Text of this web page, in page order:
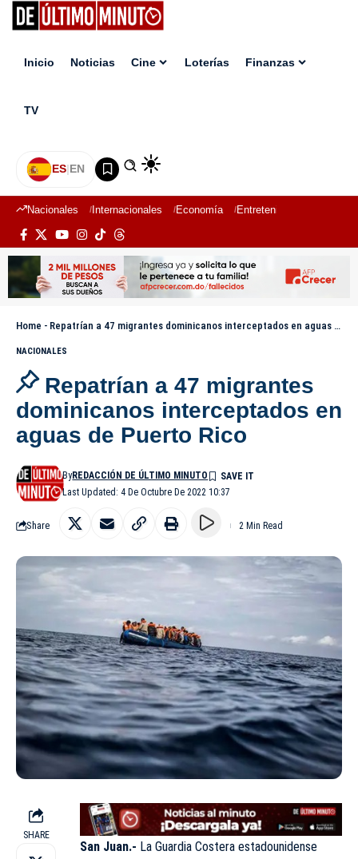
Inicio Noticias Cine Loterías Finanzas
TV
ES|EN
Nacionales Internacionales Economía Entretenimiento
Home - Repatrían a 47 migrantes dominicanos interceptados en aguas de Puerto Rico
NACIONALES
Repatrían a 47 migrantes
dominicanos interceptados en
aguas de Puerto Rico
Last Updated: 4 De Octubre De 2022 10:37
ByREDACCIÓN DE ÚLTIMO MINUTO
Share 2 Min Read
SHARE
San Juan.- La Guardia Costera estadounidense